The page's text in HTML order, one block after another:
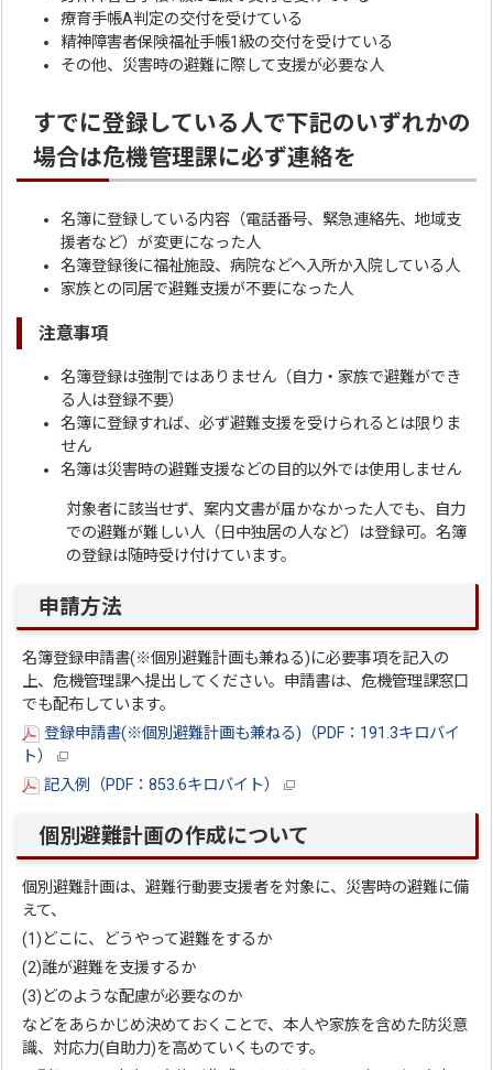
療育手帳A判定の交付を受けている
精神障害者保険福祉手帳1級の交付を受けている
その他、災害時の避難に際して支援が必要な人
すでに登録している人で下記のいずれかの
場合は危機管理課に必ず連絡を
名簿に登録している内容（電話番号、緊急連絡先、地域支
援者など）が変更になった人
名簿登録後に福祉施設、病院などへ入所か入院している人
家族との同居で避難支援が不要になった人
注意事項
名簿登録は強制ではありません（自力・家族で避難ができ
る人は登録不要）
名簿に登録すれば、必ず避難支援を受けられるとは限りま
せん
名簿は災害時の避難支援などの目的以外では使用しません
対象者に該当せず、案内文書が届かなかった人でも、自力
での避難が難しい人（日中独居の人など）は登録可。名簿
の登録は随時受け付けています。
申請方法
名簿登録申請書(※個別避難計画も兼ねる)に必要事項を記入の
上、危機管理課へ提出してください。申請書は、危機管理課窓口
でも配布しています。
登録申請書(※個別避難計画も兼ねる)（PDF：191.3キロバイ
ト）
記入例（PDF：853.6キロバイト）
個別避難計画の作成について
個別避難計画は、避難行動要支援者を対象に、災害時の避難に備
えて、
(1)どこに、どうやって避難をするか
(2)誰が避難を支援するか
(3)どのような配慮が必要なのか
などをあらかじめ決めておくことで、本人や家族を含めた防災意
識、対応力(自助力)を高めていくものです。